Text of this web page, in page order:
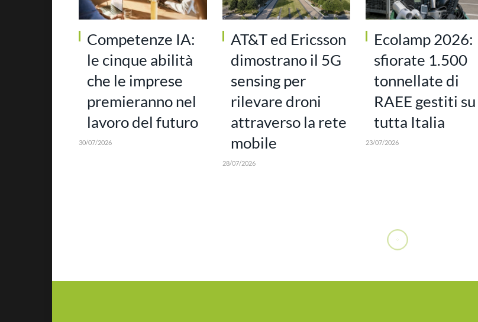
Competenze IA:
le cinque abilità
che le imprese
premieranno nel
lavoro del futuro
30/07/2026
AT&T ed Ericsson
dimostrano il 5G
sensing per
rilevare droni
attraverso la rete
mobile
28/07/2026
Ecolamp 2026:
sfiorate 1.500
tonnellate di
RAEE gestiti su
tutta Italia
23/07/2026